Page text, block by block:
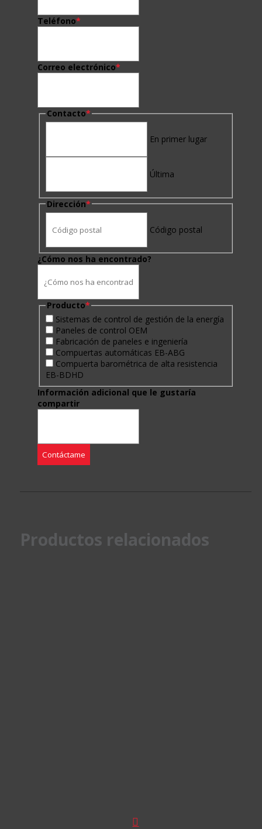
Teléfono*
Correo electrónico*
Contacto*
En primer lugar
Última
Dirección*
Código postal
¿Cómo nos ha encontrado?
Producto*
Sistemas de control de gestión de la energía
Paneles de control OEM
Fabricación de paneles e ingeniería
Compuertas automáticas EB-ABG
Compuerta barométrica de alta resistencia
EB-BDHD
Información adicional que le gustaría
compartir
Productos relacionados